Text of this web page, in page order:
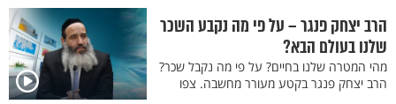
הרב יצחק פנגר – על פי מה נקבע השכר
שלנו בעולם הבא?
מהי המטרה שלנו בחיים? על פי מה נקבל שכר?
הרב יצחק פנגר בקטע מעורר מחשבה. צפו